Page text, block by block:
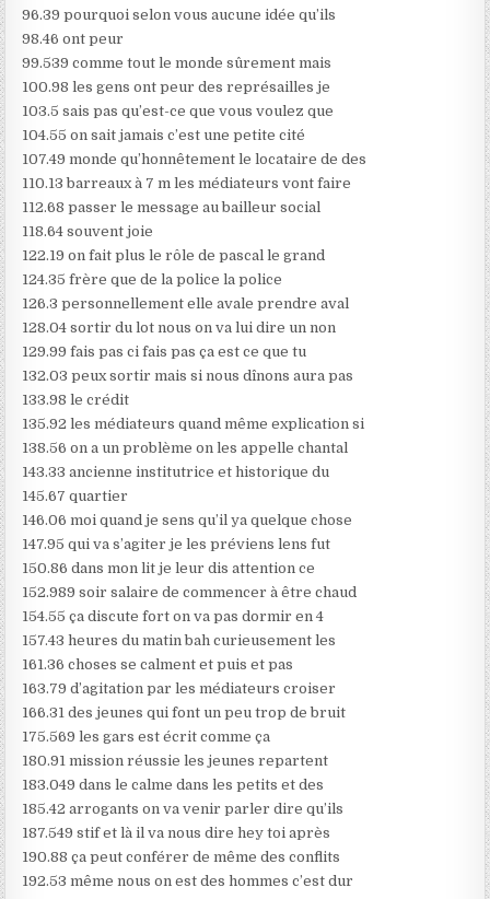
96.39 pourquoi selon vous aucune idée qu’ils
98.46 ont peur
99.539 comme tout le monde sûrement mais
100.98 les gens ont peur des représailles je
103.5 sais pas qu’est-ce que vous voulez que
104.55 on sait jamais c’est une petite cité
107.49 monde qu’honnêtement le locataire de des
110.13 barreaux à 7 m les médiateurs vont faire
112.68 passer le message au bailleur social
118.64 souvent joie
122.19 on fait plus le rôle de pascal le grand
124.35 frère que de la police la police
126.3 personnellement elle avale prendre aval
128.04 sortir du lot nous on va lui dire un non
129.99 fais pas ci fais pas ça est ce que tu
132.03 peux sortir mais si nous dînons aura pas
133.98 le crédit
135.92 les médiateurs quand même explication si
138.56 on a un problème on les appelle chantal
143.33 ancienne institutrice et historique du
145.67 quartier
146.06 moi quand je sens qu’il ya quelque chose
147.95 qui va s’agiter je les préviens lens fut
150.86 dans mon lit je leur dis attention ce
152.989 soir salaire de commencer à être chaud
154.55 ça discute fort on va pas dormir en 4
157.43 heures du matin bah curieusement les
161.36 choses se calment et puis et pas
163.79 d’agitation par les médiateurs croiser
166.31 des jeunes qui font un peu trop de bruit
175.569 les gars est écrit comme ça
180.91 mission réussie les jeunes repartent
183.049 dans le calme dans les petits et des
185.42 arrogants on va venir parler dire qu’ils
187.549 stif et là il va nous dire hey toi après
190.88 ça peut conférer de même des conflits
192.53 même nous on est des hommes c’est dur